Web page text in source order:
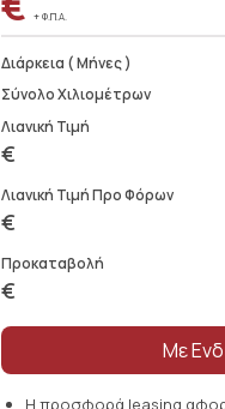
+ Φ.Π.Α.
Διάρκεια ( Μήνες )
Σύνολο Χιλιομέτρων
Λιανική Τιμή
€
Λιανική Τιμή Προ Φόρων
€
Προκαταβολή
€